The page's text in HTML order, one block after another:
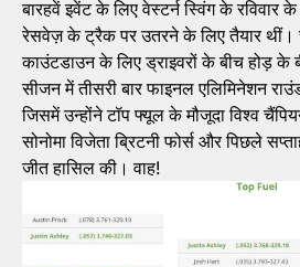
बारहवें इवेंट के लिए वेस्टर्न स्विंग के रविवार
रेसवेज़ के ट्रैक पर उतरने के लिए तैयार थीं।
काउंटडाउन के लिए ड्राइवरों के बीच होड़ के
सीजन में तीसरी बार फाइनल एलिमिनेशन
जिसमें उन्होंने टॉप फ्यूल के मौजूदा विश्व
सोनोमा विजेता ब्रिटनी फोर्स और पिछले
जीत हासिल की। ​​वाह!